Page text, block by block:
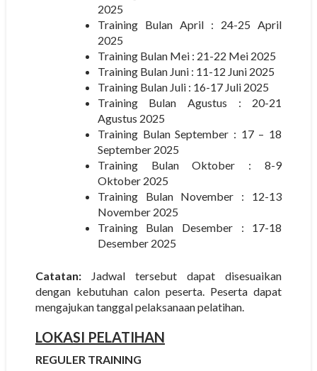
2025
Training Bulan April : 24-25 April
2025
Training Bulan Mei : 21-22 Mei 2025
Training Bulan Juni : 11-12 Juni 2025
Training Bulan Juli : 16-17 Juli 2025
Training Bulan Agustus : 20-21
Agustus 2025
Training Bulan September : 17 – 18
September 2025
Training Bulan Oktober : 8-9
Oktober 2025
Training Bulan November : 12-13
November 2025
Training Bulan Desember : 17-18
Desember 2025
Catatan:Jadwal tersebut dapat disesuaikan
dengan kebutuhan calon peserta. Peserta dapat
mengajukan tanggal pelaksanaan pelatihan.
LOKASI PELATIHAN
REGULER TRAINING